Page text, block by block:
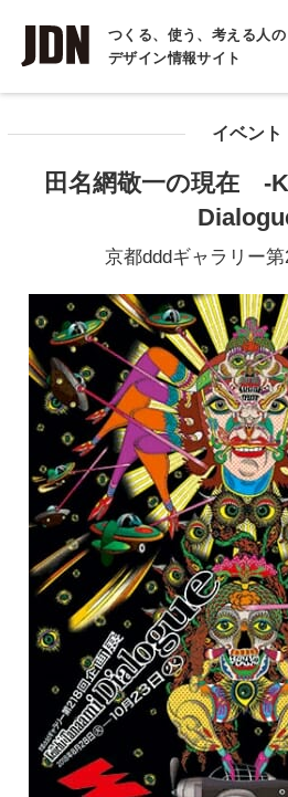
つくる、使う、考える人の
デザイン情報サイト
INTERVIEW
インタビュー
コラム
イベント
田名網敬一の現在 -
京都dddギャラリー